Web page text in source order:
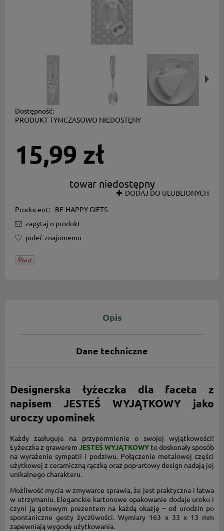
Dostępność:
PRODUKT TYMCZASOWO NIEDOSTĘNY
15,99 zł
towar niedostępny
DODAJ DO ULUBLIONYCH
Producent:
BE-HAPPY GIFTS
zapytaj o produkt
poleć znajomemu
Opis
Dane techniczne
Designerska łyżeczka dla faceta z
napisem JESTEŚ WYJĄTKOWY jako
uroczy upominek
Każdy zasługuje na przypomnienie o swojej wyjątkowości!
Łyżeczka z grawerem JESTEŚ WYJĄTKOWY to doskonały sposób
na wyrażenie sympatii i podziwu. Połączenie metalowej części
użytkowej z ceramiczną rączką oraz pop-artowy design nadają jej
unikalnego charakteru.
Możliwość mycia w zmywarce sprawia, że jest praktyczna i łatwa
w utrzymaniu. Eleganckie kartonowe opakowanie dodaje uroku i
czyni ją gotowym prezentem na każdą okazję – od urodzin po
spontaniczne gesty życzliwości. Wymiary 163 x 33 x 13 mm
zapewniają wygodę użytkowania.